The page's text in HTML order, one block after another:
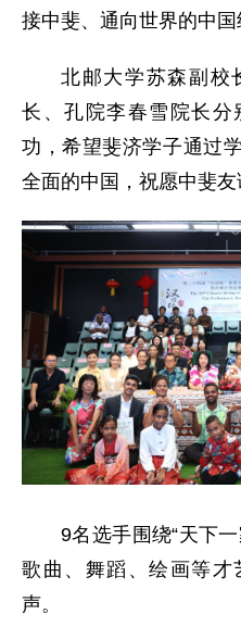
接中斐、通向世界的中国
北邮大学苏森副校
长、孔院李春雪院长
功，希望斐济学子通过
全面的中国，祝愿中斐友
9名选手围绕“天下
歌曲、舞蹈、绘画等
声。